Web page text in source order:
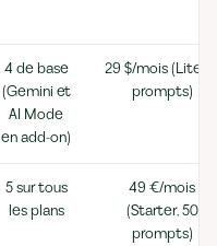
4 de base
(Gemini et
AI Mode
en add-on)
29 $/mois (Lite,
prompts)
5 sur tous
les plans
49 €/mois
(Starter, 50
prompts)